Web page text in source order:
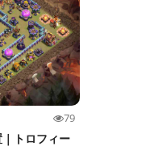
79
トロフィー